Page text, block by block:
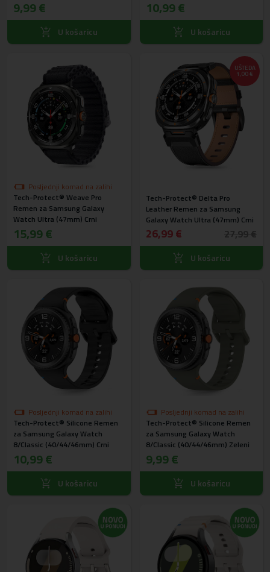
Zeleni
9,99 €
U košaricu
10,99 €
U košaricu
Posljednji komad na zalihi
Tech-Protect® Weave Pro
Remen za Samsung Galaxy
Watch Ultra (47mm) Crni
15,99 €
U košaricu
UŠTEDA
1,00 €
Tech-Protect® Delta Pro
Leather Remen za Samsung
Galaxy Watch Ultra (47mm) Crni
26,99 €
U košaricu
Posljednji komad na zalihi
Tech-Protect® Silicone Remen
za Samsung Galaxy Watch
8/Classic (40/44/46mm) Crni
10,99 €
U košaricu
Posljednji komad na zalihi
Tech-Protect® Silicone Remen
za Samsung Galaxy Watch
8/Classic (40/44/46mm) Zeleni
9,99 €
U košaricu